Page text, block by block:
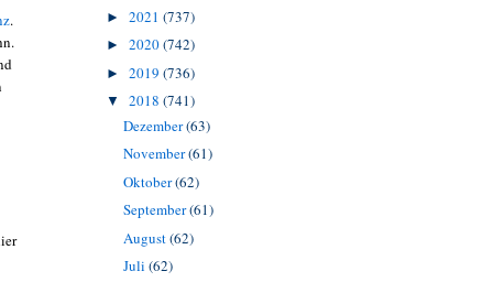
.
► 2021 (737)
► 2020(742)
► 2019 (736)
▼ 2018 (741)
Dezember(63)
November(61)
Oktober(62)
September(61)
August(62)
Juli (62)